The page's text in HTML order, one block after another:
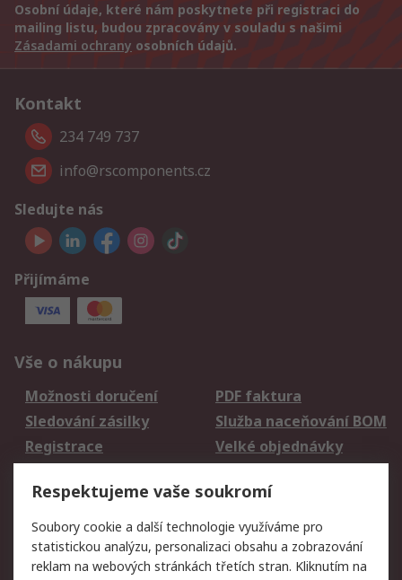
Osobní údaje, které nám poskytnete při registraci do
mailing listu, budou zpracovány v souladu s našimi
Zásadami ochrany osobních údajů.
Kontakt
234 749 737
info@rscomponents.cz
Sledujte nás
Přijímáme
Vše o nákupu
Možnosti doručení
PDF faktura
Sledování zásilky
Služba naceňování BOM
Registrace
Velké objednávky
Právní
Autorská práva
Obchodní podmínky
společnosti RS
Respektujeme vaše soukromí
Soubory cookie a další technologie využíváme pro
statistickou analýzu, personalizaci obsahu a zobrazování
reklam na webových stránkách třetích stran. Kliknutím na